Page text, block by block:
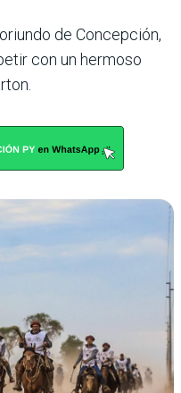
de Concepción,
con un hermoso